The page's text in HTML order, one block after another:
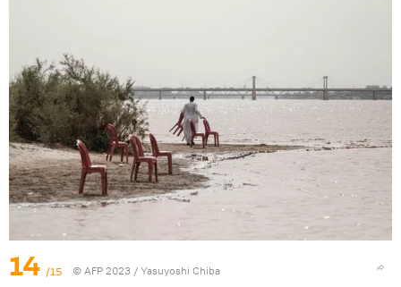
14 /15 © AFP 2023 / Yasuyoshi Chiba